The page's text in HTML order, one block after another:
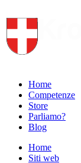
Home
Competenze
Store
Parliamo?
Blog
Home
Siti web